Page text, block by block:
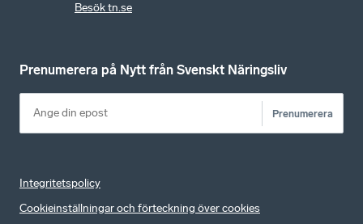
Besök tn.se
Prenumerera på Nytt från Svenskt Näringsliv
Prenumerera
Integritetspolicy
Cookieinställningar och förteckning över cookies